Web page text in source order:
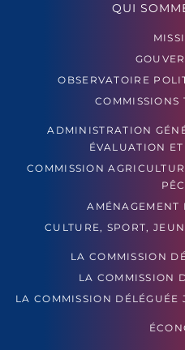
QUI
OBSERVATOIRE
COMMISSIONS
ADMINISTRATION
ÉVALUATION
COMMISSION
AMÉNAGEMENT
CULTURE, SPORT,
LA COMMISSION
LA COMMISSION
LA COMMISSION DÉLÉGUÉE